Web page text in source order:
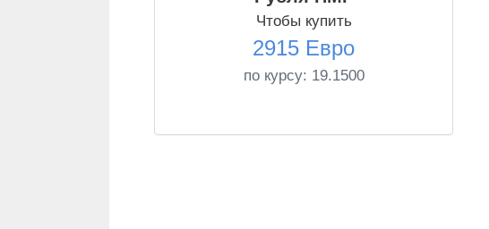
Чтобы купить
2915 Евро
по курсу: 19.1500